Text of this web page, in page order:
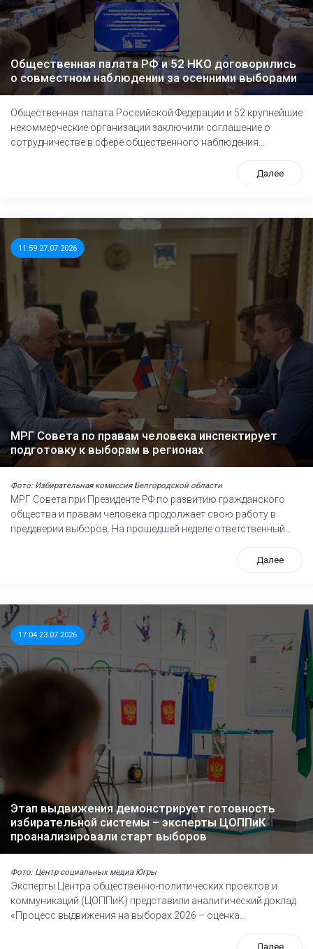
Общественная палата РФ и 52 НКО договорились
о совместном наблюдении за осенними выборами
Общественная палата Российской Федерации и 52 крупнейшие
некоммерческие организации заключили соглашение о
сотрудничестве в сфере общественного наблюдения...
Далее
11:59 27.07.2026
МРГ Совета по правам человека инспектирует
подготовку к выборам в регионах
Фото: Избирательная комиссия Белгородской области
МРГ Совета при Президенте РФ по развитию гражданского
общества и правам человека продолжает свою работу в
преддверии выборов. На прошедшей неделе ответственный...
Далее
17:04 23.07.2026
Этап выдвижения демонстрирует готовность
избирательной системы – эксперты ЦОППиК
проанализировали старт выборов
Фото: Центр социальных медиа Югры
Эксперты Центра общественно-политических проектов и
коммуникаций (ЦОППиК) представили аналитический доклад
«Процесс выдвижения на выборах 2026 – оценка...
Далее